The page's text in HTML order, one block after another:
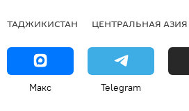
ТАДЖИКИСТАН ЦЕНТРАЛЬНАЯ АЗИЯ
Макс Telegram